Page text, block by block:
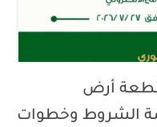
الإسكان تطرح 2263 قطعة أرض
الشروط وخطوات